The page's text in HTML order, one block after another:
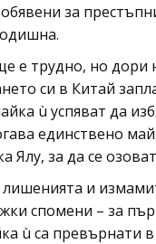
за
е трудно, но дори
си в Китай
ù успяват да
единствено
Ялу, за да се
и
спомени – за
ù са превърнати